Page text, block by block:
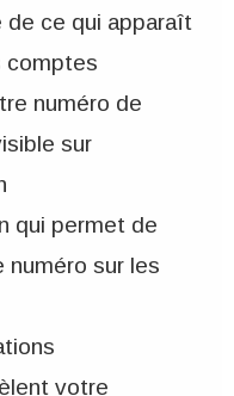
de ce qui apparaît
comptes
numéro de
sur
qui permet de
numéro sur les
votre